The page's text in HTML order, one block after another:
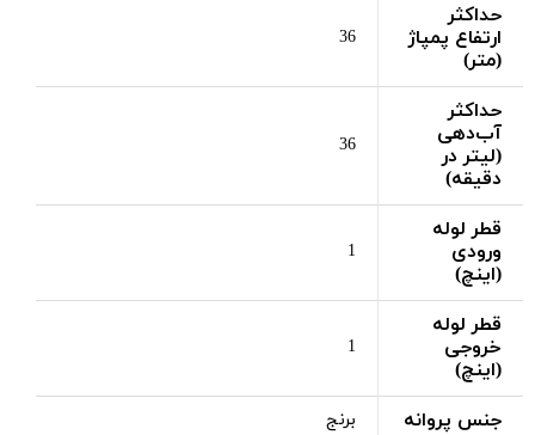
حداکثر
ارتفاع پمپاژ
(متر)
36
حداکثر
آب‌دهی
(لیتر در
دقیقه)
36
قطر لوله
ورودی
(اینچ)
1
قطر لوله
خروجی
(اینچ)
1
جنس پروانه برنج